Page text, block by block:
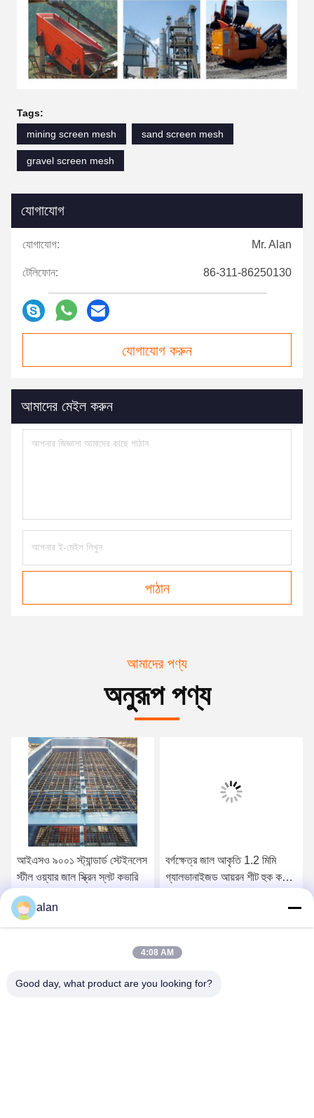
Tags:
mining screen mesh
sand screen mesh
gravel screen mesh
যোগাযোগ
যোগাযোগ: Mr. Alan
টেলিফোন: 86-311-86250130
যোগাযোগ করুন
আমাদের মেইল ​​করুন
পাঠান
আমাদের পণ্য
অনুরূপ পণ্য
আইএসও ৯০০১ স্ট্যান্ডার্ড স্টেইনলেস
স্টীল ওয়্যার জাল স্ক্রিন স্লট কভারি
বর্গক্ষেত্র জাল আকৃতি 1.2 মিমি
গ্যালভানাইজড আয়রন শীট হুক কভার
alan
4:08 AM
Good day, what product are you looking for?